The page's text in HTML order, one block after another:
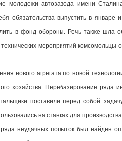
молодежи автозавода имени
обязательства выпустить в январе
в фонд обороны. Речь также шла
мероприятий комсомольцы
нового агрегата по новой
хозяйства. Перебазирование ряда
поставили перед собой
на станках для
неудачных попыток был найден